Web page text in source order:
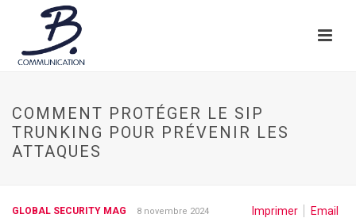
COMMENT PROTÉGER LE SIP
TRUNKING POUR PRÉVENIR LES
ATTAQUES
Imprimer Email
GLOBAL SECURITY MAG 8 novembre 2024